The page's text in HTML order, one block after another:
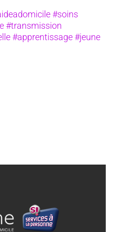
#soins
#transmission
#apprentissage #jeune